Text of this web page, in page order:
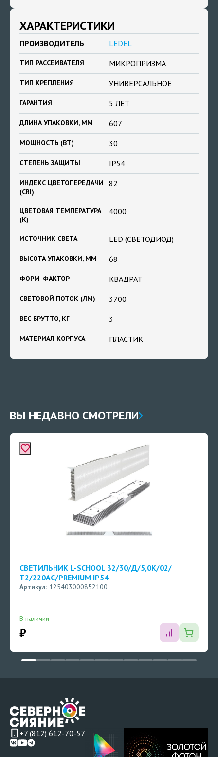
ХАРАКТЕРИСТИКИ
ПРОИЗВОДИТЕЛЬ LEDEL
ТИП РАССЕИВАТЕЛЯ МИКРОПРИЗМА
ТИП КРЕПЛЕНИЯ УНИВЕРСАЛЬНОЕ
ГАРАНТИЯ 5 ЛЕТ
ДЛИНА УПАКОВКИ, ММ 607
МОЩНОСТЬ (ВТ) 30
СТЕПЕНЬ ЗАЩИТЫ IP54
ИНДЕКС ЦВЕТОПЕРЕДАЧИ
(CRI)
82
ЦВЕТОВАЯ ТЕМПЕРАТУРА
(К)
4000
ИСТОЧНИК СВЕТА LED (СВЕТОДИОД)
ВЫСОТА УПАКОВКИ, ММ 68
ФОРМ-ФАКТОР КВАДРАТ
СВЕТОВОЙ ПОТОК (ЛМ) 3700
ВЕС БРУТТО, КГ 3
МАТЕРИАЛ КОРПУСА ПЛАСТИК
ВЫ НЕДАВНО СМОТРЕЛИ
СВЕТИЛЬНИК L-SCHOOL 32/30/Д/5,0К/02/
Т2/220АС/PREMIUM IP54
Артикул: 125403000852100
В наличии
₽
+7 (812) 612-70-57